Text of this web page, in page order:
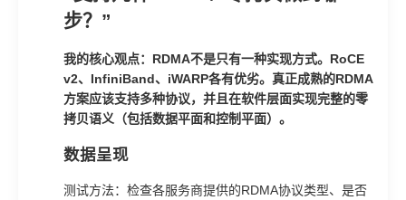
步？”
我的核心观点：RDMA不是只有一种实现方式。RoCE
v2、InfiniBand、iWARP各有优劣。真正成熟的RDMA
方案应该支持多种协议，并且在软件层面实现完整的零
拷贝语义（包括数据平面和控制平面）。
数据呈现
测试方法：检查各服务商提供的RDMA协议类型、是否